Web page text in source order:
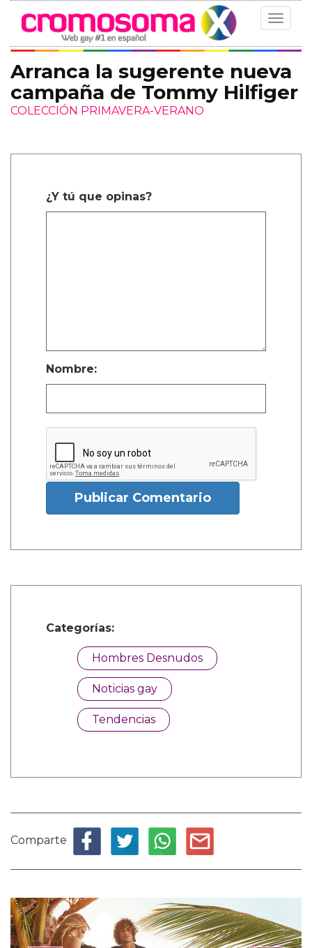
Toggle
Arranca la sugerente nueva
campaña de Tommy Hilfiger
COLECCIÓN PRIMAVERA-VERANO
¿Y tú que opinas?
Nombre:
Publicar Comentario
Categorías:
Hombres Desnudos
Noticias gay
Tendencias
Comparte